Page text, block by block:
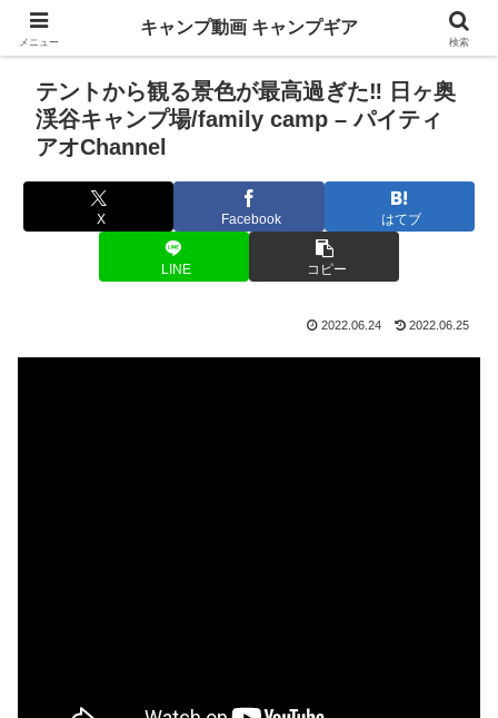
テントから観る景色が最高過ぎた‼︎ 日ヶ奥
渓谷キャンプ場/family camp – パイティ
アオChannel
X Facebook はてブ
LINE コピー
2022.06.24 2022.06.25
メニュー
キャンプ動画 キャンプギア
検索